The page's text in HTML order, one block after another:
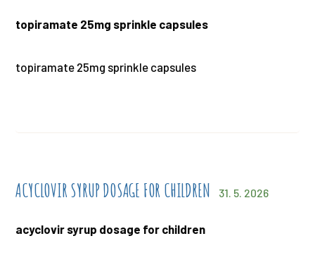
topiramate 25mg sprinkle capsules
topiramate 25mg sprinkle capsules
ACYCLOVIR SYRUP DOSAGE FOR CHILDREN 31. 5. 2026
acyclovir syrup dosage for children